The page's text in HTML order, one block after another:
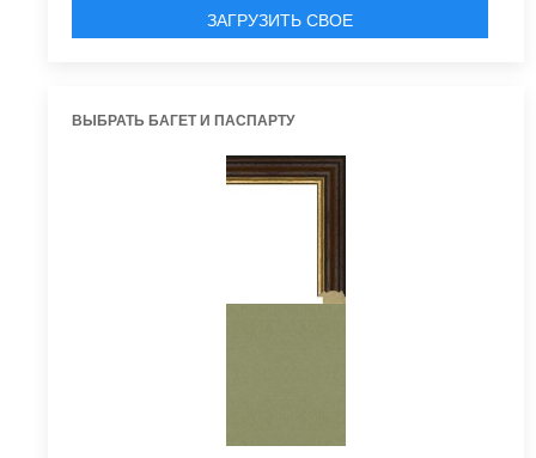
ЗАГРУЗИТЬ СВОЕ
ВЫБРАТЬ БАГЕТ И ПАСПАРТУ